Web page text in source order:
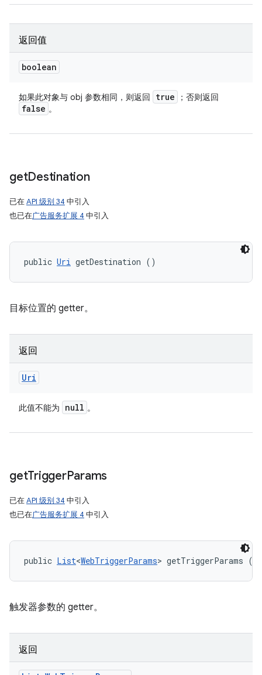
返回值
boolean
如果此对象与 obj 参数相同，则返回 true ；否则返回
false 。
getDestination
已在API 级别 34 中引入
也已在广告服务扩展 4 中引入
public Uri getDestination ()
目标位置的 getter。
返回
Uri
此值不能为 null 。
getTriggerParams
已在API 级别 34 中引入
也已在广告服务扩展 4 中引入
public List<WebTriggerParams> getTriggerParams ()
触发器参数的 getter。
返回